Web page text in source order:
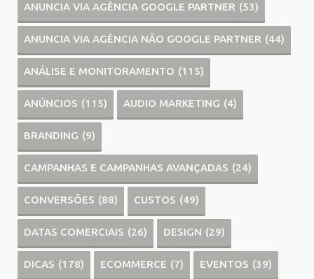
ANUNCIA VIA AGÊNCIA GOOGLE PARTNER (53)
ANUNCIA VIA AGÊNCIA NÃO GOOGLE PARTNER (44)
ANÁLISE E MONITORAMENTO (115)
ANÚNCIOS (115) AUDIO MARKETING (4)
BRANDING (9)
CAMPANHAS E CAMPANHAS AVANÇADAS (24)
CONVERSÕES (88) CUSTOS (49)
DATAS COMERCIAIS (26) DESIGN (29)
DICAS (178) ECOMMERCE (7) EVENTOS (39)